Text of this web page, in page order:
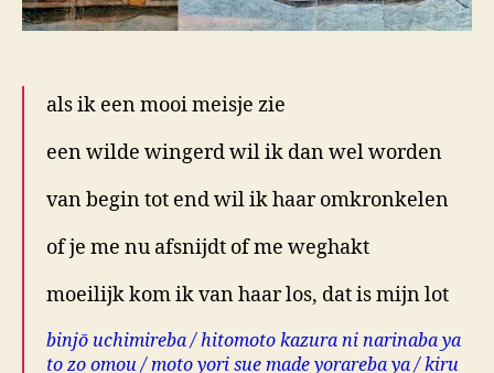
als ik een mooi meisje zie
een wilde wingerd wil ik dan wel worden
van begin tot end wil ik haar omkronkelen
of je me nu afsnijdt of me weghakt
moeilijk kom ik van haar los, dat is mijn lot
binjō uchimireba / hitomoto kazura ni narinaba ya
to zo omou / moto yori sue made yorareba ya / kiru